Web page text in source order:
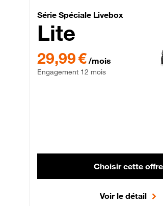
Série Spéciale
Série Spéciale Livebox
Lite
29,99 € par mois , Engagement 12
29,99 € /mois
Engagement 12 mois
Choisir cette offre
Voir le détail